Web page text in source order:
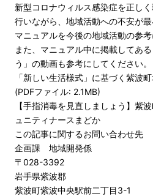
新型コロナウィルス感染症を正し
行いながら、地域活動への不安が
マニュアルを今後の地域活動の参考
また、マニュアル中に掲載してあ
う」の動画も参考にしてください。
「新しい生活様式」に基づく紫波
(PDFファイル: 2.1MB)
【手指消毒を見直しましょう】紫
ュニティナースまどか
この記事に関するお問い合わせ先
企画課 地域開発係
〒028-3392
岩手県紫波郡
紫波町紫波中央駅前二丁目3-1